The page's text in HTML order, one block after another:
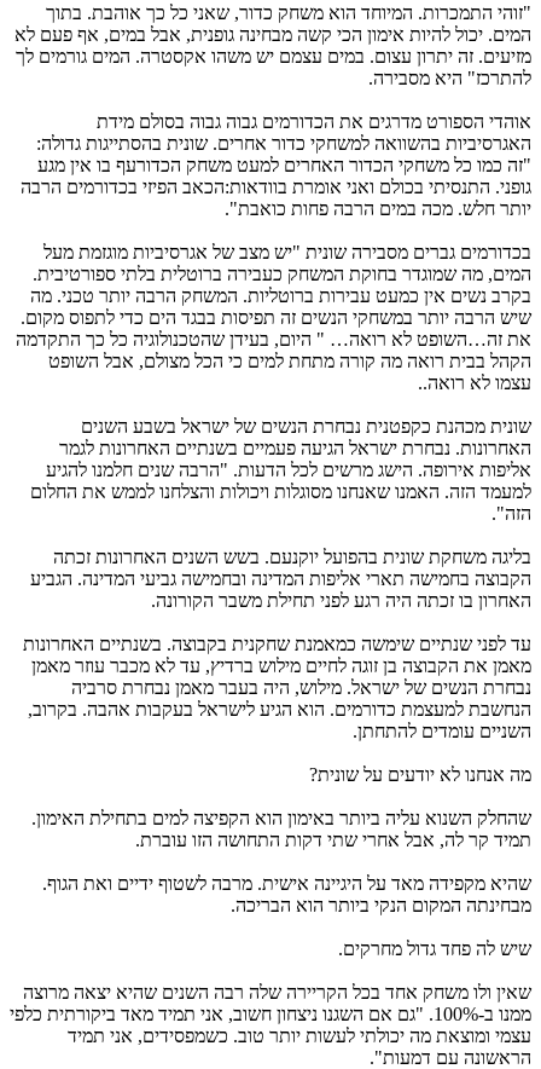
"זוהי התמכרות. המיוחד הוא משחק כדור, שאני כל כך אוהבת. בתוך
המים. יכול להיות אימון הכי קשה מבחינה גופנית, אבל במים, אף פעם לא
מזיעים. זה יתרון עצום. במים עצמם יש משהו אקסטרה. המים גורמים לך
להתרכז" היא מסבירה.
אוהדי הספורט מדרגים את הכדורמים גבוה גבוה בסולם מידת
האגרסיביות בהשוואה למשחקי כדור אחרים. שונית בהסתייגות גדולה:
"זה כמו כל משחקי הכדור האחרים למעט משחק הכדורעף בו אין מגע
גופני. התנסיתי בכולם ואני אומרת בוודאות:הכאב הפיזי בכדורמים הרבה
יותר חלש. מכה במים הרבה פחות כואבת".
בכדורמים גברים מסבירה שונית "יש מצב של אגרסיביות מוגזמת מעל
המים, מה שמוגדר בחוקת המשחק כעבירה ברוטלית בלתי ספורטיבית.
בקרב נשים אין כמעט עבירות ברוטליות. המשחק הרבה יותר טכני. מה
שיש הרבה יותר במשחקי הנשים זה תפיסות בבגד הים כדי לתפוס מקום.
את זה…השופט לא רואה… " היום, בעידן שהטכנולוגיה כל כך התקדמה
הקהל בבית רואה מה קורה מתחת למים כי הכל מצולם, אבל השופט
עצמו לא רואה..
שונית מכהנת כקפטנית נבחרת הנשים של ישראל בשבע השנים
האחרונות. נבחרת ישראל הגיעה פעמיים בשנתיים האחרונות לגמר
אליפות אירופה. הישג מרשים לכל הדעות. "הרבה שנים חלמנו להגיע
למעמד הזה. האמנו שאנחנו מסוגלות ויכולות והצלחנו לממש את החלום
הזה".
בליגה משחקת שונית בהפועל יוקנעם. בשש השנים האחרונות זכתה
הקבוצה בחמישה תארי אליפות המדינה ובחמישה גביעי המדינה. הגביע
האחרון בו זכתה היה רגע לפני תחילת משבר הקורונה.
עד לפני שנתיים שימשה כמאמנת שחקנית בקבוצה. בשנתיים האחרונות
מאמן את הקבוצה בן זוגה לחיים מילוש ברדיץ, עד לא מכבר עוזר מאמן
נבחרת הנשים של ישראל. מילוש, היה בעבר מאמן נבחרת סרביה
הנחשבת למעצמת כדורמים. הוא הגיע לישראל בעקבות אהבה. בקרוב,
השניים עומדים להתחתן.
מה אנחנו לא יודעים על שונית?
שהחלק השנוא עליה ביותר באימון הוא הקפיצה למים בתחילת האימון.
תמיד קר לה, אבל אחרי שתי דקות התחושה הזו עוברת.
שהיא מקפידה מאד על היגיינה אישית. מרבה לשטוף ידיים ואת הגוף.
מבחינתה המקום הנקי ביותר הוא הבריכה.
שיש לה פחד גדול מחרקים.
שאין ולו משחק אחד בכל הקריירה שלה רבה השנים שהיא יצאה מרוצה
ממנו ב-100%. "גם אם השגנו ניצחון חשוב, אני תמיד מאד ביקורתית כלפי
עצמי ומוצאת מה יכולתי לעשות יותר טוב. כשמפסידים, אני תמיד
הראשונה עם דמעות".